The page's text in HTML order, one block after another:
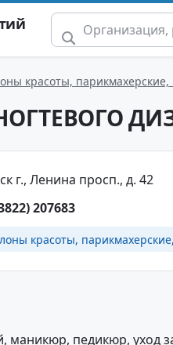
красоты, парикмахерские,
г., Ленина просп., д. 42
207683
красоты,
маникюр, педикюр, уход